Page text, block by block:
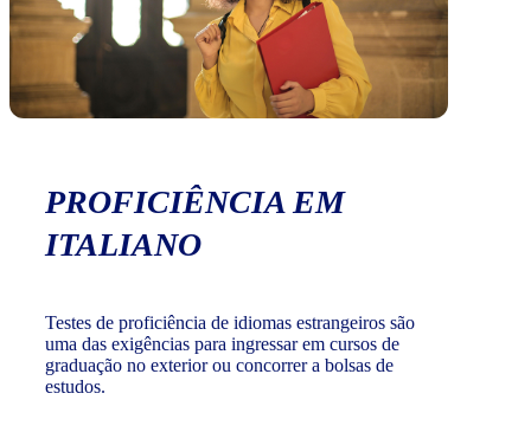
PROFICIÊNCIA EM
ITALIANO
Testes de proficiência de idiomas estrangeiros são
uma das exigências para ingressar em cursos de
graduação no exterior ou concorrer a bolsas de
estudos.